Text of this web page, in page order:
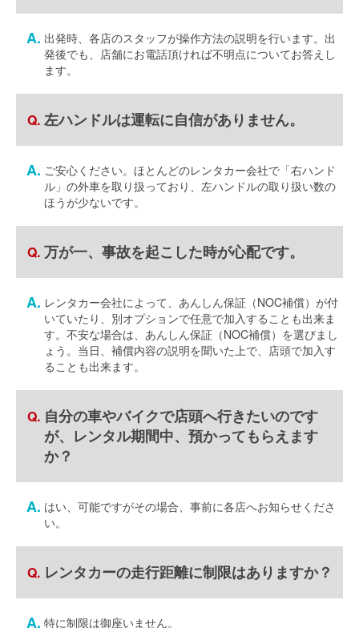
出発時、各店のスタッフが操作方法の説明を行います。出
発後でも、店舗にお電話頂ければ不明点についてお答えし
ます。
左ハンドルは運転に自信がありません。
ご安心ください。ほとんどのレンタカー会社で「右ハンド
ル」の外車を取り扱っており、左ハンドルの取り扱い数の
ほうが少ないです。
万が一、事故を起こした時が心配です。
レンタカー会社によって、あんしん保証（NOC補償）が付
いていたり、別オプションで任意で加入することも出来ま
す。不安な場合は、あんしん保証（NOC補償）を選びまし
ょう。当日、補償内容の説明を聞いた上で、店頭で加入す
ることも出来ます。
自分の車やバイクで店頭へ行きたいのです
が、レンタル期間中、預かってもらえます
か？
はい、可能ですがその場合、事前に各店へお知らせくださ
い。
レンタカーの走行距離に制限はありますか？
特に制限は御座いません。